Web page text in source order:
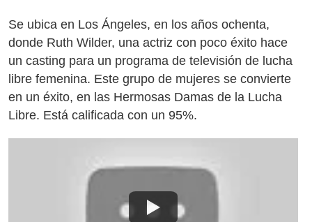
Se ubica en Los Ángeles, en los años ochenta,
donde Ruth Wilder, una actriz con poco éxito hace
un casting para un programa de televisión de lucha
libre femenina. Este grupo de mujeres se convierte
en un éxito, en las Hermosas Damas de la Lucha
Libre. Está calificada con un 95%.